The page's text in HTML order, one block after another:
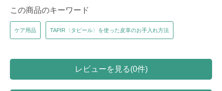
この商品のキーワード
ケア用品 TAPIR〈タピール〉を使った皮革のお手入れ方法
レビューを見る(0件)